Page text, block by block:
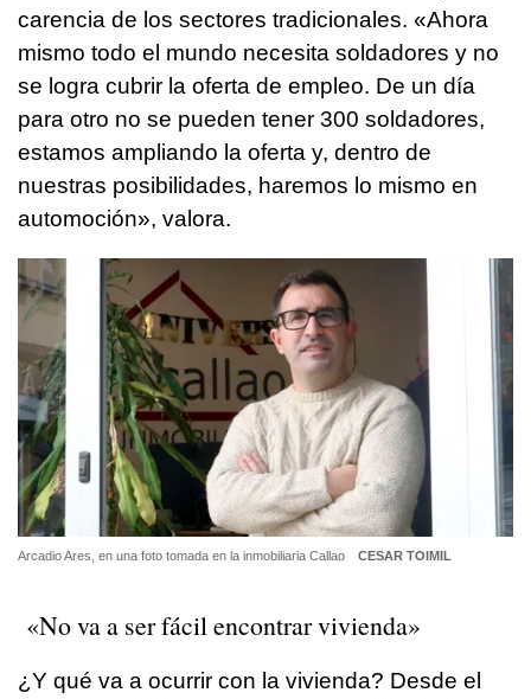
carencia de los sectores tradicionales. «Ahora
mismo todo el mundo necesita soldadores y no
se logra cubrir la oferta de empleo. De un día
para otro no se pueden tener 300 soldadores,
estamos ampliando la oferta y, dentro de
nuestras posibilidades, haremos lo mismo en
automoción», valora.
Arcadio Ares, en una foto tomada en la inmobiliaria Callao CESAR TOIMIL
«No va a ser fácil encontrar vivienda»
¿Y qué va a ocurrir con la vivienda? Desde el